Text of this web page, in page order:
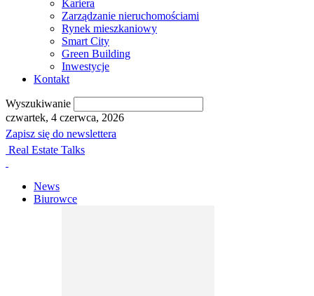
Kariera
Zarządzanie nieruchomościami
Rynek mieszkaniowy
Smart City
Green Building
Inwestycje
Kontakt
Wyszukiwanie
czwartek, 4 czerwca, 2026
Zapisz się do newslettera
Real Estate Talks
News
Biurowce